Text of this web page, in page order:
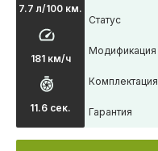
7.7 л/100 км.
181 км/ч
11.6 сек.
Статус
Модификация
Комплектация
Гарантия